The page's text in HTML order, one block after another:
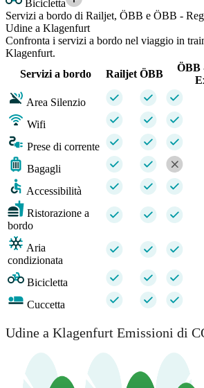
Bicicletta
Servizi a bordo di Railjet, ÖBB e ÖBB -
Udine a Klagenfurt
Confronta i servizi a bordo nel viaggio in
Klagenfurt.
Servizi a bordo
Railjet ÖBB
ÖBB
Area Silenzio
Wifi
Prese di corrente
Bagagli
Accessibilità
Ristorazione a
bordo
Aria
condizionata
Bicicletta
Cuccetta
Udine a Klagenfurt Emissioni di